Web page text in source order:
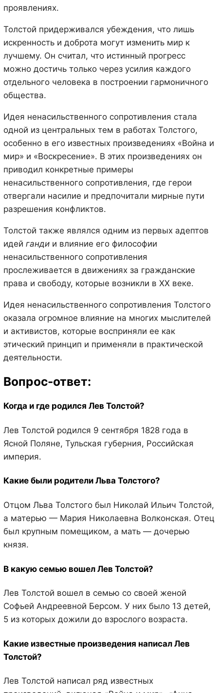
проявлениях.
Толстой придерживался убеждения, что лишь
искренность и доброта могут изменить мир к
лучшему. Он считал, что истинный прогресс
можно достичь только через усилия каждого
отдельного человека в построении гармоничного
общества.
Идея ненасильственного сопротивления стала
одной из центральных тем в работах Толстого,
особенно в его известных произведениях «Война и
мир» и «Воскресение». В этих произведениях он
приводил конкретные примеры
ненасильственного сопротивления, где герои
отвергали насилие и предпочитали мирные пути
разрешения конфликтов.
Толстой также являлся одним из первых адептов
идей гандии влияние его философии
ненасильственного сопротивления
прослеживается в движениях за гражданские
права и свободу, которые возникли в XX веке.
Идея ненасильственного сопротивления Толстого
оказала огромное влияние на многих мыслителей
и активистов, которые восприняли ее как
этический принцип и применяли в практической
деятельности.
Вопрос-ответ:
Когда и где родился Лев Толстой?
Лев Толстой родился 9 сентября 1828 года в
Ясной Поляне, Тульская губерния, Российская
империя.
Какие были родители Льва Толстого?
Отцом Льва Толстого был Николай Ильич Толстой,
а матерью — Мария Николаевна Волконская. Отец
был крупным помещиком, а мать — дочерью
князя.
В какую семью вошел Лев Толстой?
Лев Толстой вошел в семью со своей женой
Софьей Андреевной Берсом. У них было 13 детей,
5 из которых дожили до взрослого возраста.
Какие известные произведения написал Лев
Толстой?
Лев Толстой написал ряд известных